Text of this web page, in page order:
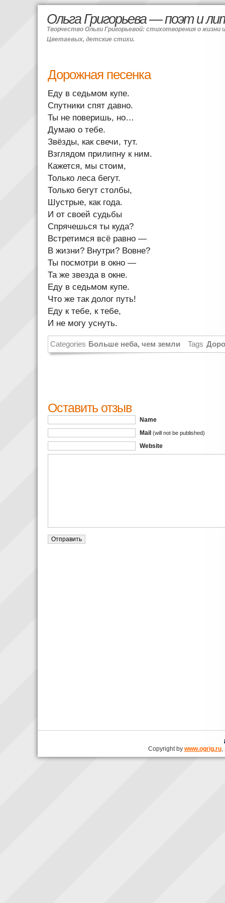
Ольга Григорьева — поэт и
Творчество Ольги Григорьевой: стихотворения о
Цветаевых, детские стихи.
Дорожная песенка
Еду в седьмом купе.
Спутники спят давно.
Ты не поверишь, но…
Думаю о тебе.
Звёзды, как свечи, тут.
Взглядом прилипну к ним.
Кажется, мы стоим,
Только леса бегут.
Только бегут столбы,
Шустрые, как года.
И от своей судьбы
Спрячешься ты куда?
Встретимся всё равно —
В жизни? Внутри? Вовне?
Ты посмотри в окно —
Та же звезда в окне.
Еду в седьмом купе.
Что же так долог путь!
Еду к тебе, к тебе,
И не могу уснуть.
Categories Больше неба, чем земли Tags
Оставить отзыв
Name
Mail (will not be published)
Website
Copyright by www.ogrig.ru,